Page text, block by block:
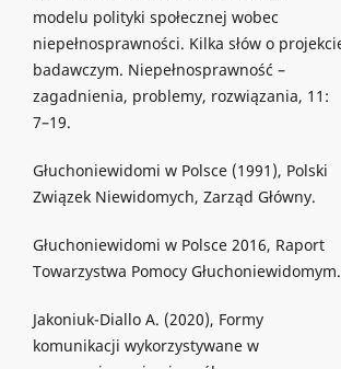
modelu polityki społecznej wobec
niepełnosprawności. Kilka słów o
badawczym. Niepełnosprawność –
zagadnienia, problemy, rozwiązania, 11:
7–19.
Głuchoniewidomi w Polsce (1991), Polski
Związek Niewidomych, Zarząd Główny.
Głuchoniewidomi w Polsce 2016, Raport
Towarzystwa Pomocy Głuchoniewidomym.
Jakoniuk-Diallo A. (2020), Formy
komunikacji wykorzystywane w